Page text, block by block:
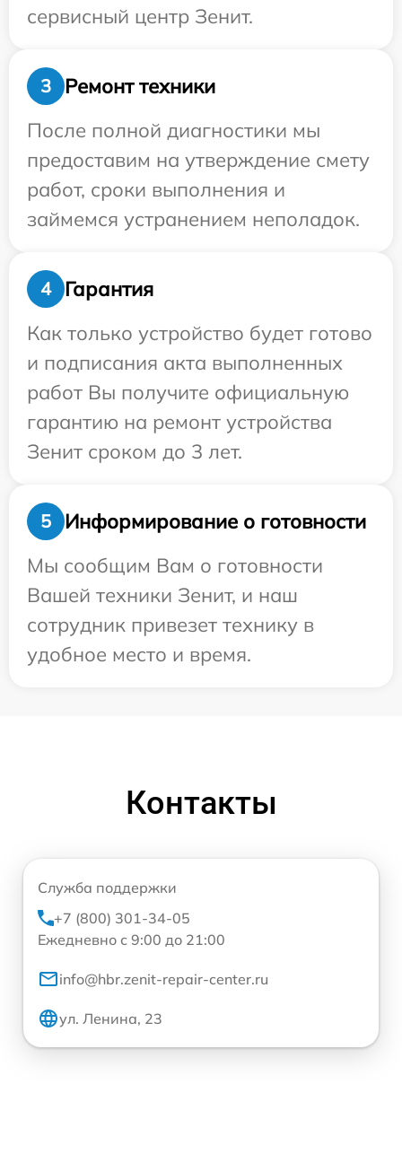
сервисный центр Зенит.
3
Ремонт техники
После полной диагностики мы
предоставим на утверждение смету
работ, сроки выполнения и
займемся устранением неполадок.
4
Гарантия
Как только устройство будет готово
и подписания акта выполненных
работ Вы получите официальную
гарантию на ремонт устройства
Зенит сроком до 3 лет.
5
Информирование о готовности
Мы сообщим Вам о готовности
Вашей техники Зенит, и наш
сотрудник привезет технику в
удобное место и время.
Контакты
Служба поддержки
+7 (800) 301-34-05
Ежедневно с 9:00 до 21:00
info@hbr.zenit-repair-center.ru
ул. Ленина, 23